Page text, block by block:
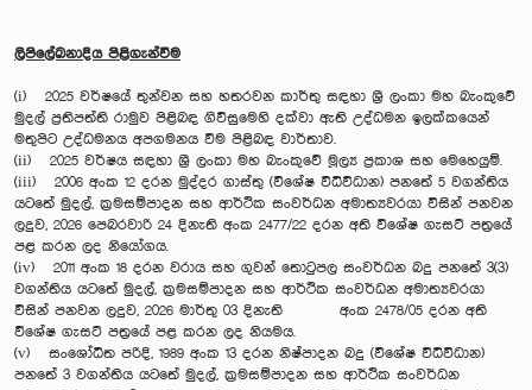
ලිපිලේඛනාදිය පිළිගැන්වීම
(i) 2025 වර්ෂයේ තුන්වන සහ හතරවන කාර්තු සඳහා ශ්‍රී ලංකා මහ බැංකුවේ
මුදල් ප්‍රතිපත්ති රාමුව පිළිබඳ ගිවිසුමෙහි දක්වා ඇති උද්ධමන ඉලක්කයෙන්
මතුපිට උද්ධමනය අපගමනය වීම පිළිබඳ වාර්තාව.
(ii) 2025 වර්ෂය සඳහා ශ්‍රී ලංකා මහ බැංකුවේ මූල්‍ය ප්‍රකාශ සහ මෙහෙයුම්.
(iii) 2006 අංක 12 දරන මුද්දර ගාස්තු (විශේෂ විධිවිධාන) පනතේ 5 වගන්තිය
යටතේ මුදල්, ක්‍රමසම්පාදන සහ ආර්ථික සංවර්ධන අමාත්‍යවරයා විසින් පනවන
ලදුව, 2026 පෙබරවාරි 24 දිනැති අංක 2477/22 දරන අති විශේෂ ගැසට් පත්‍රයේ
පළ කරන ලද නියෝගය.
(iv) 2011 අංක 18 දරන වරාය සහ ගුවන් තොටුපල සංවර්ධන බදු පනතේ 3(3)
වගන්තිය යටතේ මුදල්, ක්‍රමසම්පාදන සහ ආර්ථික සංවර්ධන අමාත්‍යවරයා
විසින් පනවන ලදුව, 2026 මාර්තු 03 දිනැති අංක 2478/05 දරන අති
විශේෂ ගැසට් පත්‍රයේ පළ කරන ලද නියමය.
(v) සංශෝධිත පරිදි, 1989 අංක 13 දරන නිෂ්පාදන බදු (විශේෂ විධිවිධාන)
පනතේ 3 වගන්තිය යටතේ මුදල්, ක්‍රමසම්පාදන සහ ආර්ථික සංවර්ධන